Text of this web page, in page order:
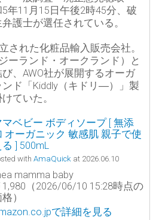
年11月15日午後2時45分、破
護士が選任されている。
された化粧品輸入販売会社。
ーランド・オークランド）と
、AWO社が展開するオーガ
ド「Kiddly（キドリ―）」製
ていた。
マベビー ボディソープ [ 無添
オーガニック 敏感肌 親子で使
る ] 500mL
with AmaQuick at 2026.06.10
mamma baby
1,980（2026/06/10 15:28時点の
）
で詳細を見る